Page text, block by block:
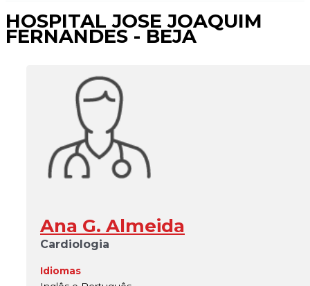
HOSPITAL JOSE JOAQUIM
FERNANDES - BEJA
Ana G. Almeida
Cardiologia
Idiomas